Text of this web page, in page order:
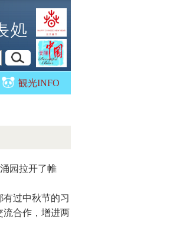
観光INFO
园拉开了帷
过中秋节的习
流合作，增进两